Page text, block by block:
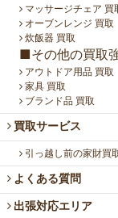
マッサージチェア 買
オーブンレンジ 買取
炊飯器 買取
■その他の買取
アウトドア用品 買取
家具 買取
ブランド品 買取
買取サービス
引っ越し前の家財買
よくある質問
出張対応エリア